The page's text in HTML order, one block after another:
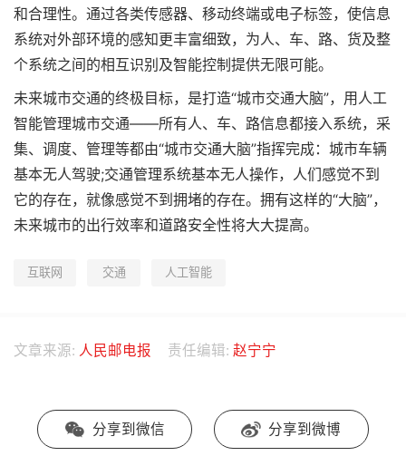
和合理性。通过各类传感器、移动终端或电子标签，使信息
系统对外部环境的感知更丰富细致，为人、车、路、货及整
个系统之间的相互识别及智能控制提供无限可能。
未来城市交通的终极目标，是打造“城市交通大脑”，用人工
智能管理城市交通——所有人、车、路信息都接入系统，采
集、调度、管理等都由“城市交通大脑”指挥完成：城市车辆
基本无人驾驶;交通管理系统基本无人操作，人们感觉不到
它的存在，就像感觉不到拥堵的存在。拥有这样的“大脑”，
未来城市的出行效率和道路安全性将大大提高。
互联网 交通 人工智能
文章来源: 人民邮电报 责任编辑: 赵宁宁
分享到微信 分享到微博